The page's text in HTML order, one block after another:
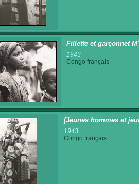
Fillette et garçonnet
1943
Congo français
[Jeunes hommes et
1943
Congo français